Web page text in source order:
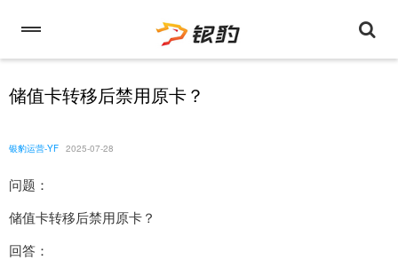
储值卡转移后禁用原卡？
银豹运营-YF 2025-07-28
问题：
储值卡转移后禁用原卡？
回答：